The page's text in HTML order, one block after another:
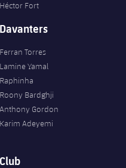
Héctor Fort
Davanters
Ferran Torres
Lamine Yamal
Raphinha
Roony Bardghji
Anthony Gordon
Karim Adeyemi
Club